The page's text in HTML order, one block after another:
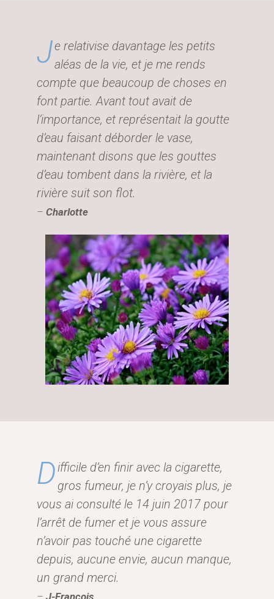
Je relativise davantage les petits
aléas de la vie, et je me rends
compte que beaucoup de choses en
font partie. Avant tout avait de
l’importance, et représentait la goutte
d’eau faisant déborder le vase,
maintenant disons que les gouttes
d’eau tombent dans la rivière, et la
rivière suit son flot.
– Charlotte
D ifficile d’en finir avec la cigarette,
gros fumeur, je n’y croyais plus, je
vous ai consulté le 14 juin 2017 pour
l’arrêt de fumer et je vous assure
n’avoir pas touché une cigarette
depuis, aucune envie, aucun manque,
un grand merci.
– J-François